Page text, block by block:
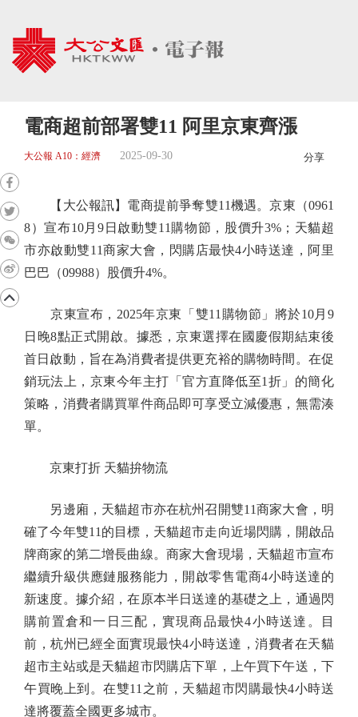
電商超前部署雙11 阿里京東齊漲
大公報 A10：經濟 2025-09-30 分享
【大公報訊】電商提前爭奪雙11機遇。京東（0961
8）宣布10月9日啟動雙11購物節，股價升3%；天貓超
市亦啟動雙11商家大會，閃購店最快4小時送達，阿里
巴巴（09988）股價升4%。
京東宣布，2025年京東「雙11購物節」將於10月9
日晚8點正式開啟。據悉，京東選擇在國慶假期結束後
首日啟動，旨在為消費者提供更充裕的購物時間。在促
銷玩法上，京東今年主打「官方直降低至1折」的簡化
策略，消費者購買單件商品即可享受立減優惠，無需湊
單。
京東打折 天貓拚物流
另邊廂，天貓超市亦在杭州召開雙11商家大會，明
確了今年雙11的目標，天貓超市走向近場閃購，開啟品
牌商家的第二增長曲線。商家大會現場，天貓超市宣布
繼續升級供應鏈服務能力，開啟零售電商4小時送達的
新速度。據介紹，在原本半日送達的基礎之上，通過閃
購前置倉和一日三配，實現商品最快4小時送達。目
前，杭州已經全面實現最快4小時送達，消費者在天貓
超市主站或是天貓超市閃購店下單，上午買下午送，下
午買晚上到。在雙11之前，天貓超市閃購最快4小時送
達將覆蓋全國更多城市。